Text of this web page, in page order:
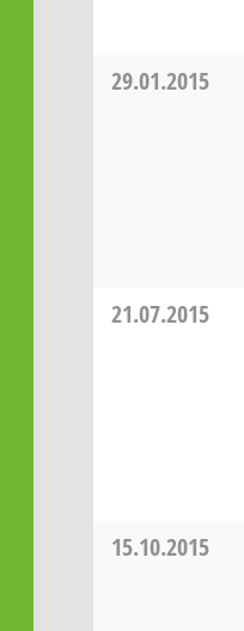
29.01.2015
21.07.2015
15.10.2015